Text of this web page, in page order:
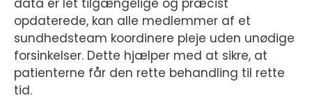
data er let tilgængelige og præcist
opdaterede, kan alle medlemmer af et
sundhedsteam koordinere pleje uden unødige
forsinkelser. Dette hjælper med at sikre, at
patienterne får den rette behandling til rette
tid.